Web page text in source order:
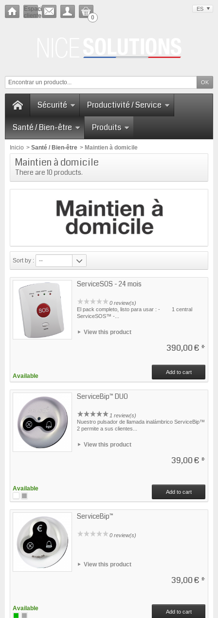
Espacio
cliente
ES
0
Sécurité
Productivité / Service
Santé / Bien-être
Produits
Inicio > Santé / Bien-être > Maintien à domicile
Maintien à domicile
There are 10 products.
Sort by : --
ServiceSOS - 24 mois
0 review(s)
El pack completo, listo para usar : - 1 central
ServiceSOS™ -...
View this product
390,00 € *
Available
Add to cart
ServiceBip™ DUO
1 review(s)
Nuestro pulsador de llamada inalámbrico ServiceBip™
2 permite a sus clientes...
View this product
39,00 € *
Available Add to cart
ServiceBip™
0 review(s)
View this product
39,00 € *
Available Add to cart